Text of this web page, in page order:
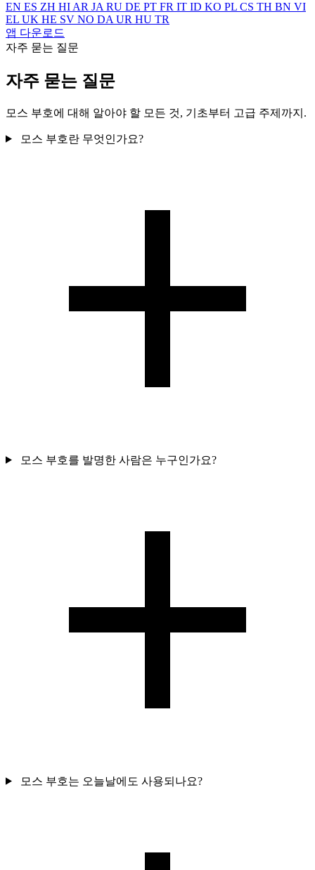
EN ES ZH HI AR JA RU DE PT FR IT ID KO PL CS TH BN VI
EL UK HE SV NO DA UR HU TR
앱 다운로드
자주 묻는 질문
자주 묻는 질문
모스 부호에 대해 알아야 할 모든 것, 기초부터 고급 주제까지.
모스 부호란 무엇인가요?
모스 부호를 발명한 사람은 누구인가요?
모스 부호는 오늘날에도 사용되나요?